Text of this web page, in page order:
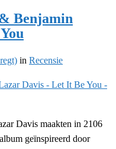
Benjamin
in Recensie
Davis maakten in 2106
geïnspireerd door